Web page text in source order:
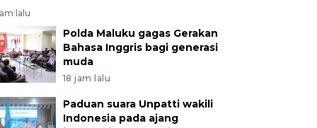
lalu
Polda Maluku gagas Gerakan
Bahasa Inggris bagi generasi
muda
18 jam lalu
Paduan suara Unpatti wakili
Indonesia pada ajang